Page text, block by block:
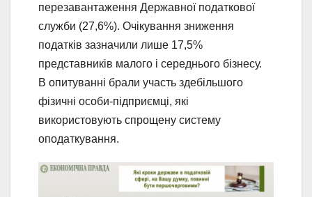
перезавантаження Державної податкової
служби (27,6%). Очікування зниження
податків зазначили лише 17,5%
представників малого і середнього бізнесу.
В опитуванні брали участь здебільшого
фізичні особи-підприємці, які
використовують спрощену систему
оподаткування.